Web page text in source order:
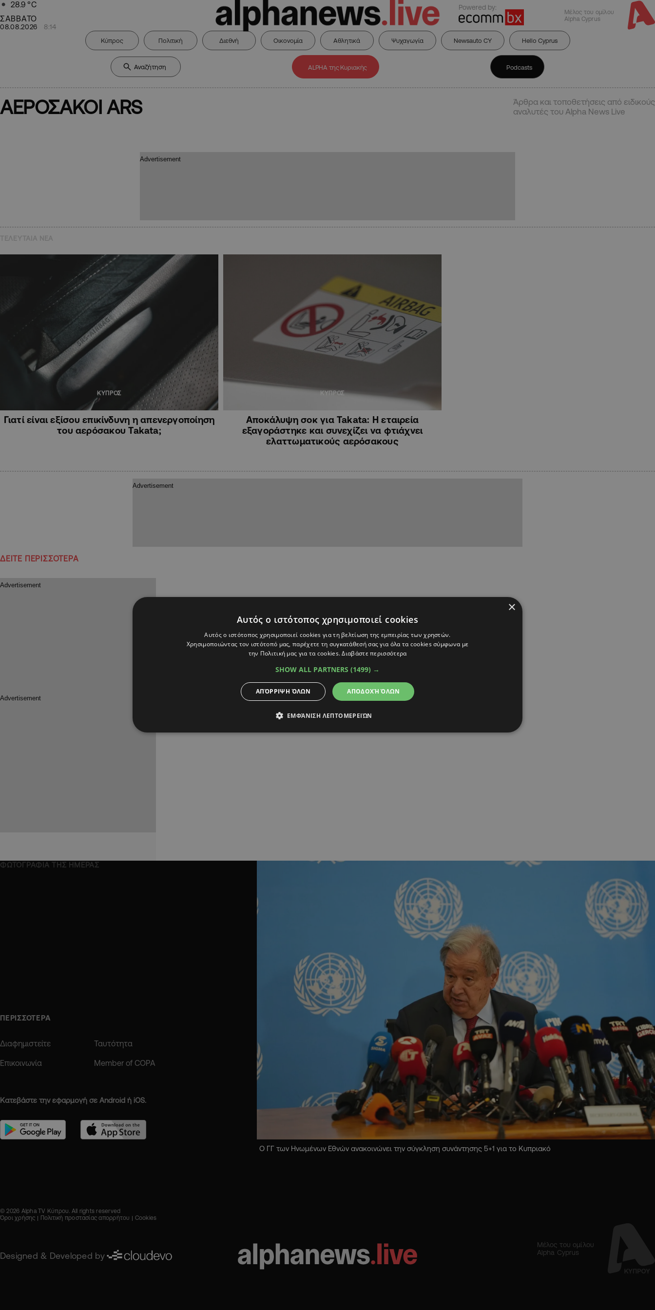
28.9 °C
ΣΑΒΒΑΤΟ
08.08.2026 8:14
Powered by:
Μέλος του ομίλου
Alpha Cyprus
Κύπρος Πολιτική Διεθνή Οικονομία Αθλητικά Ψυχαγωγία Newsauto CY Hello Cyprus
ALPHA της Κυριακής Podcasts
ΑΕΡΟΣΑΚΟΙ ARS
Άρθρα και τοποθετήσεις από ειδικούς
αναλυτές του Alpha News Live
ΚΥΠΡΟΣ
Γιατί είναι εξίσου επικίνδυνη η απενεργοποίηση
του αερόσακου Takata;
ΚΥΠΡΟΣ
Αποκάλυψη σοκ για Takata: Η εταιρεία
εξαγοράστηκε και συνεχίζει να φτιάχνει
ελαττωματικούς αερόσακους
ΔΕΙΤΕ ΠΕΡΙΣΣΟΤΕΡΑ
ΦΩΤΟΓΡΑΦΙΑ ΤΗΣ ΗΜΕΡΑΣ
ΠΕΡΙΣΣΟΤΕΡΑ
Διαφημιστείτε Ταυτότητα
Επικοινωνία Member of COPA
Κατεβάστε την εφαρμογή σε Android ή iOS.
Ο ΓΓ των Ηνωμένων Εθνών ανακοινώνει την σύγκληση συνάντησης 5+1 για το Κυπριακό
© 2026 Alpha TV Κύπρου. All rights reserved
Όροι χρήσης
Πολιτική προστασίας απορρήτου Cookies
Designed & Developed by
Μέλος του ομίλου
Alpha Cyprus
×
Αυτός ο ιστότοπος χρησιμοποιεί cookies
Αυτός ο ιστότοπος χρησιμοποιεί cookies για τη βελτίωση της εμπειρίας των χρηστών.
Χρησιμοποιώντας τον ιστότοπό μας, παρέχετε τη συγκατάθεσή σας για όλα τα cookies σύμφωνα με
την Πολιτική μας για τα cookies.Διαβάστε περισσότερα
SHOW ALL PARTNERS (1499) →
ΑΠΟΔΟΧΉ ΌΛΩΝ
ΑΠΌΡΡΙΨΗ ΌΛΩΝ
ΕΜΦΆΝΙΣΗ ΛΕΠΤΟΜΕΡΕΙΏΝ